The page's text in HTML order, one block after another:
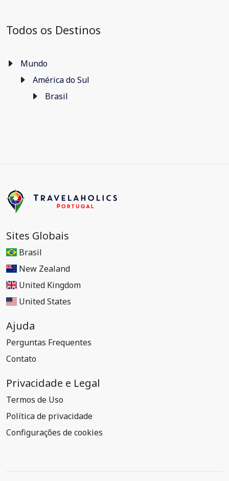
Todos os Destinos
Mundo
América do Sul
Brasil
Sites Globais
Brasil
New Zealand
United Kingdom
United States
Ajuda
Perguntas Frequentes
Contato
Privacidade e Legal
Termos de Uso
Política de privacidade
Configurações de cookies